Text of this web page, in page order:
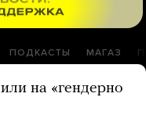
ПОДКАСТЫ МАГАЗ
на «гендерно